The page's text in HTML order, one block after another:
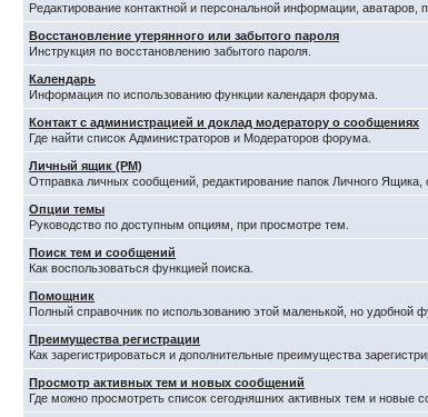
Редактирование контактной и персональной информации, аватаров,
Восстановление утерянного или забытого пароля
Инструкция по восстановлению забытого пароля.
Календарь
Информация по использованию функции календаря форума.
Контакт с администрацией и доклад модератору о сообщениях
Где найти список Администраторов и Модераторов форума.
Личный ящик (PM)
Отправка личных сообщений, редактирование папок Личного
Опции темы
Руководство по доступным опциям, при просмотре тем.
Поиск тем и сообщений
Как воспользоваться функцией поиска.
Помощник
Полный справочник по использованию этой маленькой, но удобной
Преимущества регистрации
Как зарегистрироваться и дополнительные преимущества
Просмотр активных тем и новых сообщений
Где можно просмотреть список сегодняшних активных тем и